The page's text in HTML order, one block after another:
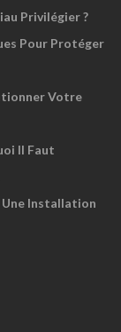
Privilégier ?
Pour Protéger
Votre
Il Faut
Une Installation